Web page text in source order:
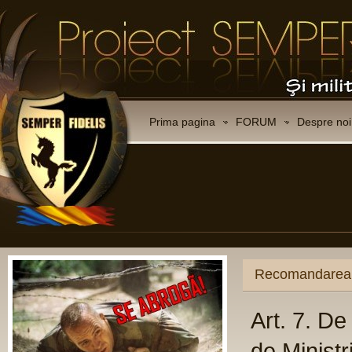
Prima pagina FORUM Despre noi
Consiliului Europei 1572/2002 (extras)
De aceea, Adunarea